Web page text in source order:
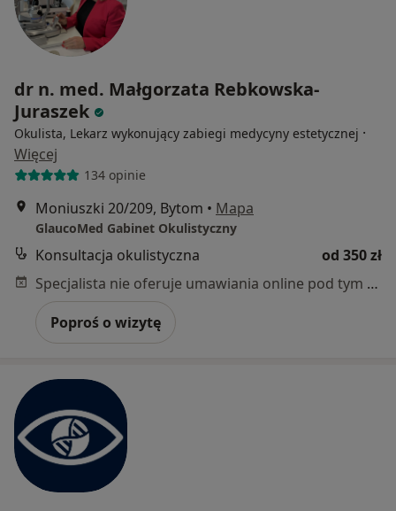
dr n. med. Małgorzata Rebkowska-
Juraszek
Okulista, Lekarz wykonujący zabiegi medycyny estetycznej ·
Więcej
134 opinie
Moniuszki 20/209, Bytom • Mapa
GlaucoMed Gabinet Okulistyczny
Konsultacja okulistyczna
od 350 zł
Specjalista nie oferuje umawiania online pod tym adresem.
Poproś o wizytę